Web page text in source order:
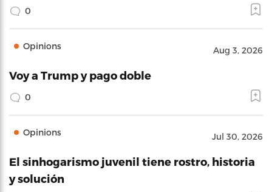
0
Opinions Aug 3, 2026
Voy a Trump y pago doble
0
Opinions Jul 30, 2026
El sinhogarismo juvenil tiene rostro, historia
y solución